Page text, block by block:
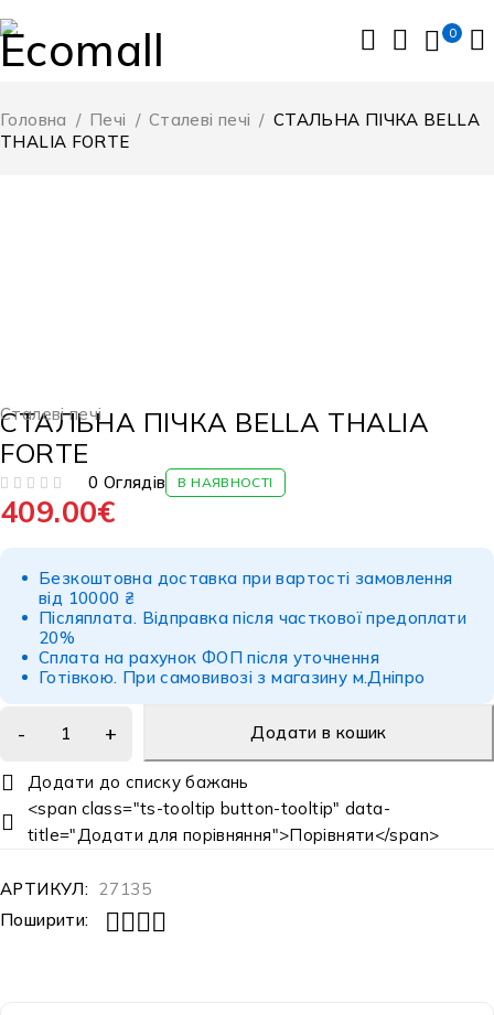
0
Головна / Печі / Сталеві печі / СТАЛЬНА ПІЧКА BELLA
THALIA FORTE
Сталеві печі
СТАЛЬНА ПІЧКА BELLA THALIA
FORTE
0 Оглядів В НАЯВНОСТІ
409.00€
Безкоштовна доставка при вартості замовлення
від 10000 ₴
Післяплата. Відправка після часткової предоплати
20%
Сплата на рахунок ФОП після уточнення
Готівкою. При самовивозі з магазину м.Дніпро
Додати в кошик
<span class="ts-tooltip button-tooltip" data-
title="Додати для порівняння">Порівняти</span>
АРТИКУЛ: 27135
Поширити: